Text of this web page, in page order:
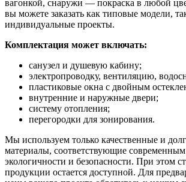
вагонкой, снаружи — покраска в любой
вы можете заказать как типовые модели,
индивидуальные проекты.
Комплектация может включать:
санузел и душевую кабину;
электропроводку, вентиляцию,
пластиковые окна с двойным
внутренние и наружные двери;
систему отопления;
перегородки для зонирования.
Мы используем только качественные и
материалы, соответствующие современным
экологичности и безопасности. При этом
продукции остается доступной. Для